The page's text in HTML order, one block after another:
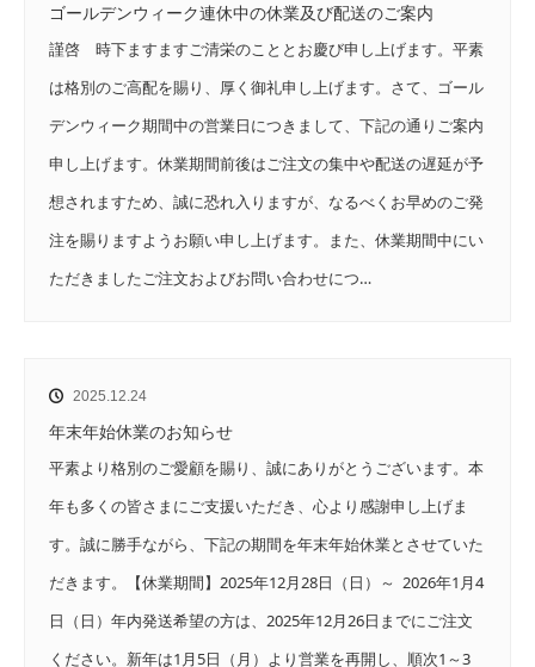
ゴールデンウィーク連休中の休業及び配送のご案内
謹啓 時下ますますご清栄のこととお慶び申し上げます。平素
は格別のご高配を賜り、厚く御礼申し上げます。さて、ゴール
デンウィーク期間中の営業日につきまして、下記の通りご案内
申し上げます。休業期間前後はご注文の集中や配送の遅延が予
想されますため、誠に恐れ入りますが、なるべくお早めのご発
注を賜りますようお願い申し上げます。また、休業期間中にい
ただきましたご注文およびお問い合わせにつ…
2025.12.24
年末年始休業のお知らせ
平素より格別のご愛顧を賜り、誠にありがとうございます。本
年も多くの皆さまにご支援いただき、心より感謝申し上げま
す。誠に勝手ながら、下記の期間を年末年始休業とさせていた
だきます。【休業期間】2025年12月28日（日）～ 2026年1月4
日（日）年内発送希望の方は、2025年12月26日までにご注文
ください。新年は1月5日（月）より営業を再開し、順次1～3